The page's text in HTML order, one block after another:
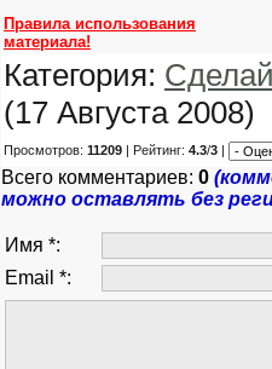
Правила использования
материала!
Категория:
(17 Августа 2008)
Просмотров: 11209 | Рейтинг: 4.3/3 |
Всего комментариев: 0
можно оставлять без
Имя *:
Email *: